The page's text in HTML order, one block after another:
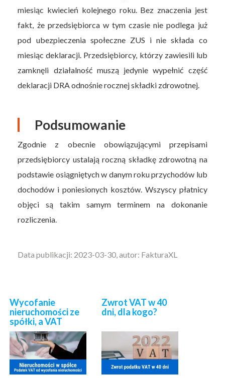
miesiąc kwiecień kolejnego roku. Bez znaczenia jest
fakt, że przedsiębiorca w tym czasie nie podlega już
pod ubezpieczenia społeczne ZUS i nie składa co
miesiąc deklaracji. Przedsiębiorcy, którzy zawiesili lub
zamknęli działalność muszą jedynie wypełnić część
deklaracji DRA odnośnie rocznej składki zdrowotnej.
Podsumowanie
Zgodnie z obecnie obowiązującymi przepisami
przedsiębiorcy ustalają roczną składkę zdrowotną na
podstawie osiągniętych w danym roku przychodów lub
dochodów i poniesionych kosztów. Wszyscy płatnicy
objęci są takim samym terminem na dokonanie
rozliczenia.
Data publikacji: 2023-03-30, autor: FakturaXL
Wycofanie
nieruchomości ze
spółki, a VAT
Zwrot VAT w 40
dni, dla kogo?